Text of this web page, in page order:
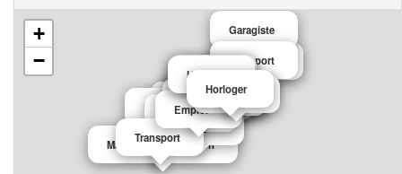
Photographe
Magasin de décoration
Informatique
Emploi
Electricien
Electricien
Electronique
Horloger
Informatique
Electricien
Garagiste
Maroquinerie
Transport
Transport
Emploi
Outillage
Horloger
Horloger
Horloger
+
−